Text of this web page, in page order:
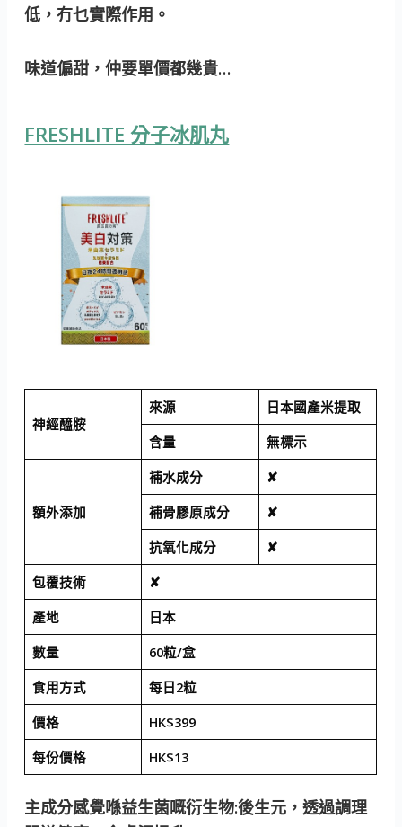
低，冇乜實際作用。
味道偏甜，仲要單價都幾貴…
FRESHLITE 分子冰肌丸
神經醯胺
來源
日本國產米提取
含量
無標示
額外添加
補水成分
✘
補骨膠原成分
✘
抗氧化成分
✘
包覆技術
✘
產地
日本
數量
60粒/盒
食用方式
每日2粒
價格
HK$399
每份價格
HK$13
主成分感覺喺益生菌嘅衍生物:後生元，透過調理